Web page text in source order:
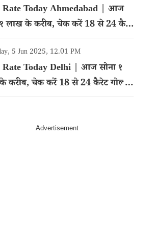
Rate Today Ahmedabad | आज
१ लाख के करीब, चेक करें 18 से 24 कैरेट
रेट
5 Jun 2025, 12.01 PM
Rate Today Delhi | आज सोना १
करीब, चेक करें 18 से 24 कैरेट गोल्ड